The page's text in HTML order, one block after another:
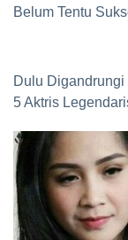
Belum Tentu
Dulu
5 Aktris